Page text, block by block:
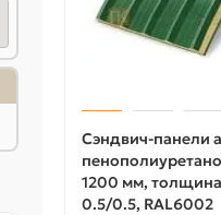
Сэндвич-панели
1200 мм,
0.5/0.5, RAL6002